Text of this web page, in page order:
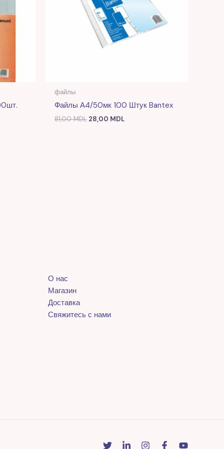
файлы
Файлы А4/50мк 100 Штук Bantex
81,00MDL 28,00 MDL
О нас
Магазин
Доставка
Свяжитесь с нами